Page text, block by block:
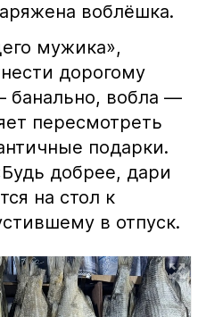
воблёшка.
мужика»,
дорогому
банально, вобла —
пересмотреть
подарки.
добрее, дари
на стол к
в отпуск.